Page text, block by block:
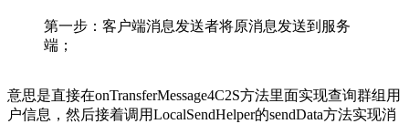
第一步：客户端消息发送者将原消息发送到服务
端；
意思是直接在onTransferMessage4C2S方法里面实现查询群组用
户信息，然后接着调用LocalSendHelper的sendData方法实现消